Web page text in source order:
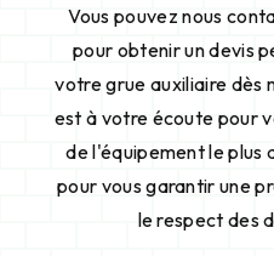
Vous pouvez nous
pour obtenir un devis
votre grue auxiliaire dès
est à votre écoute pour
de l'équipement le
pour vous garantir une
le respect des